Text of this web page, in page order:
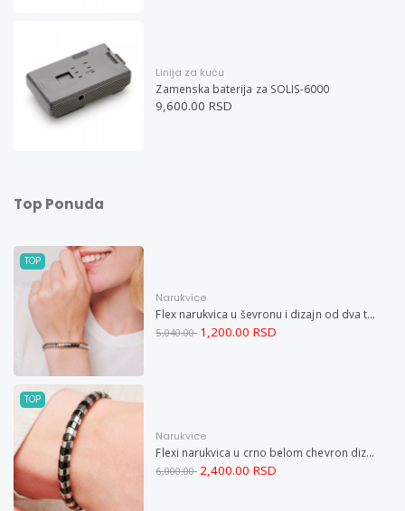
Linija za kuću
Zamenska baterija za SOLIS-6000
9,600.00 RSD
Top Ponuda
TOP
Narukvice
Flex narukvica u ševronu i dizajn od dva tona XXL
5,040.00 1,200.00 RSD
TOP
Narukvice
Flexi narukvica u crno belom chevron dizajnu M
6,000.00 2,400.00 RSD